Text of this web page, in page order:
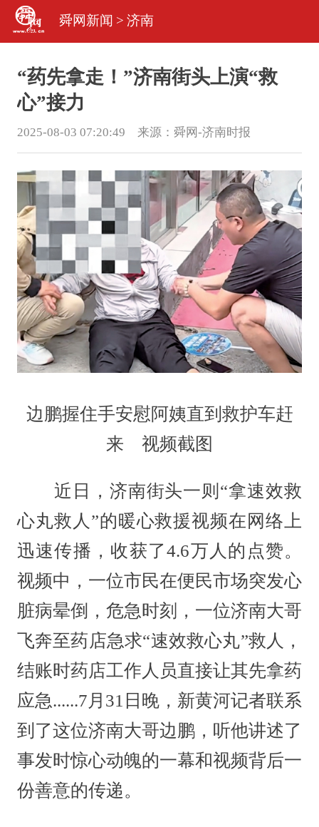
舜网新闻 > 济南
“药先拿走！”济南街头上演“救
心”接力
2025-08-03 07:20:49 来源： 舜网-济南时报
边鹏握住手安慰阿姨直到救护车赶
来 视频截图
近日，济南街头一则“拿速效救
心丸救人”的暖心救援视频在网络上
迅速传播，收获了4.6万人的点赞。
视频中，一位市民在便民市场突发心
脏病晕倒，危急时刻，一位济南大哥
飞奔至药店急求“速效救心丸”救人，
结账时药店工作人员直接让其先拿药
应急......7月31日晚，新黄河记者联系
到了这位济南大哥边鹏，听他讲述了
事发时惊心动魄的一幕和视频背后一
份善意的传递。